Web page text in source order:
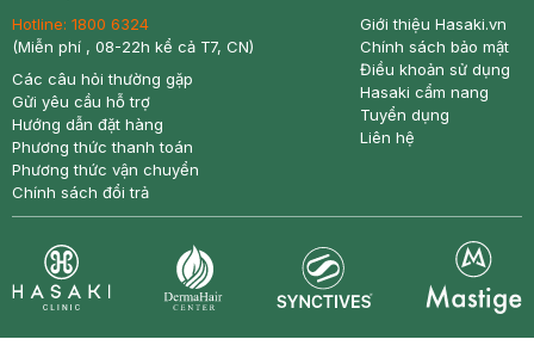
Hotline: 1800 6324
(Miễn phí , 08-22h kể cả T7, CN)
Các câu hỏi thường gặp
Gửi yêu cầu hỗ trợ
Hướng dẫn đặt hàng
Phương thức thanh toán
Phương thức vận chuyển
Chính sách đổi trả
Giới thiệu Hasaki.vn
Chính sách bảo mật
Điều khoản sử dụng
Hasaki cẩm nang
Tuyển dụng
Liên hệ